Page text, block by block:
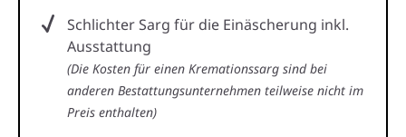
Schlichter Sarg für die Einäscherung inkl.
Ausstattung
(Die Kosten für einen Kremationssarg sind bei
anderen Bestattungsunternehmen teilweise nicht im
Preis enthalten)